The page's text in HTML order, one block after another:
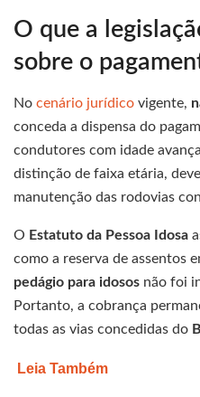
O que a
sobre o
No cenário jurídico vigente,
conceda a dispensa do
condutores com idade
distinção de faixa etária,
manutenção das rodovias
O Estatuto da Pessoa Idosa
como a reserva de assentos
pedágio para idosos não foi
Portanto, a cobrança
todas as vias concedidas do
Leia Também